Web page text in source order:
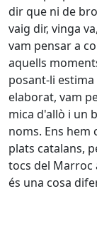
dir que ni de
vaig dir, vinga
vam pensar a
aquells
posant-li
elaborat, vam
mica d'allò i un
noms. Ens hem
plats catalans,
tocs del Marroc
és una cosa